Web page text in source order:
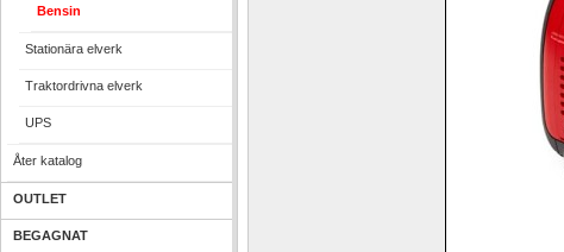
Bensin
Stationära elverk
Traktordrivna elverk
UPS
Åter katalog
OUTLET
BEGAGNAT